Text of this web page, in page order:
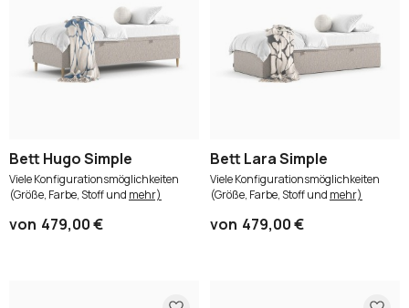
Bett Hugo Simple
Viele Konfigurationsmöglichkeiten
(Größe, Farbe, Stoff und mehr)
von 479,00 €
Bett Lara Simple
Viele Konfigurationsmöglichkeiten
(Größe, Farbe, Stoff und mehr)
von 479,00 €